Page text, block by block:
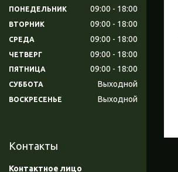
ПОНЕДЕЛЬНИК 09:00 18:00
ВТОРНИК 09:00 18:00
СРЕДА 09:00 18:00
ЧЕТВЕРГ 09:00 18:00
ПЯТНИЦА 09:00 18:00
СУББОТА Выходной
ВОСКРЕСЕНЬЕ Выходной
Контакты